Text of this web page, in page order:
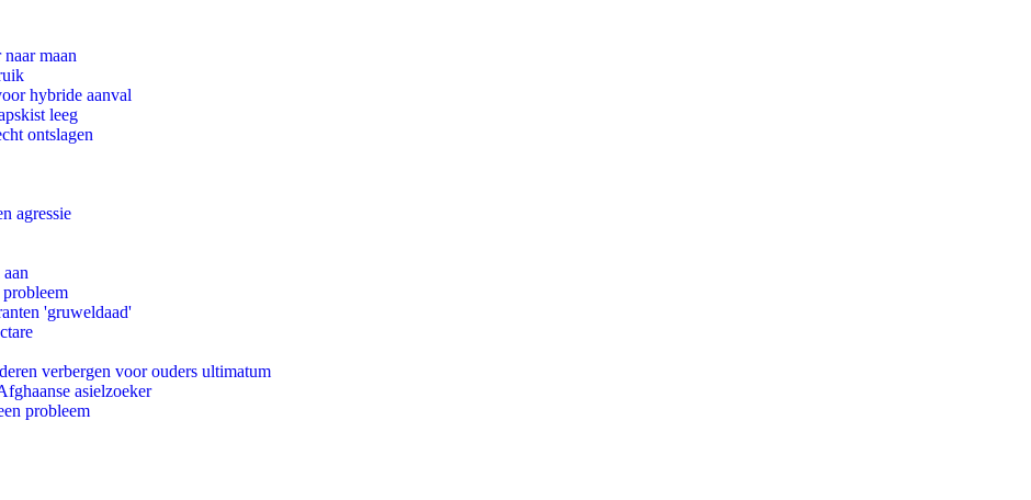
maan
hybride aanval
leeg
ontslagen
agressie
'gruweldaad'
verbergen voor ouders ultimatum
asielzoeker
probleem